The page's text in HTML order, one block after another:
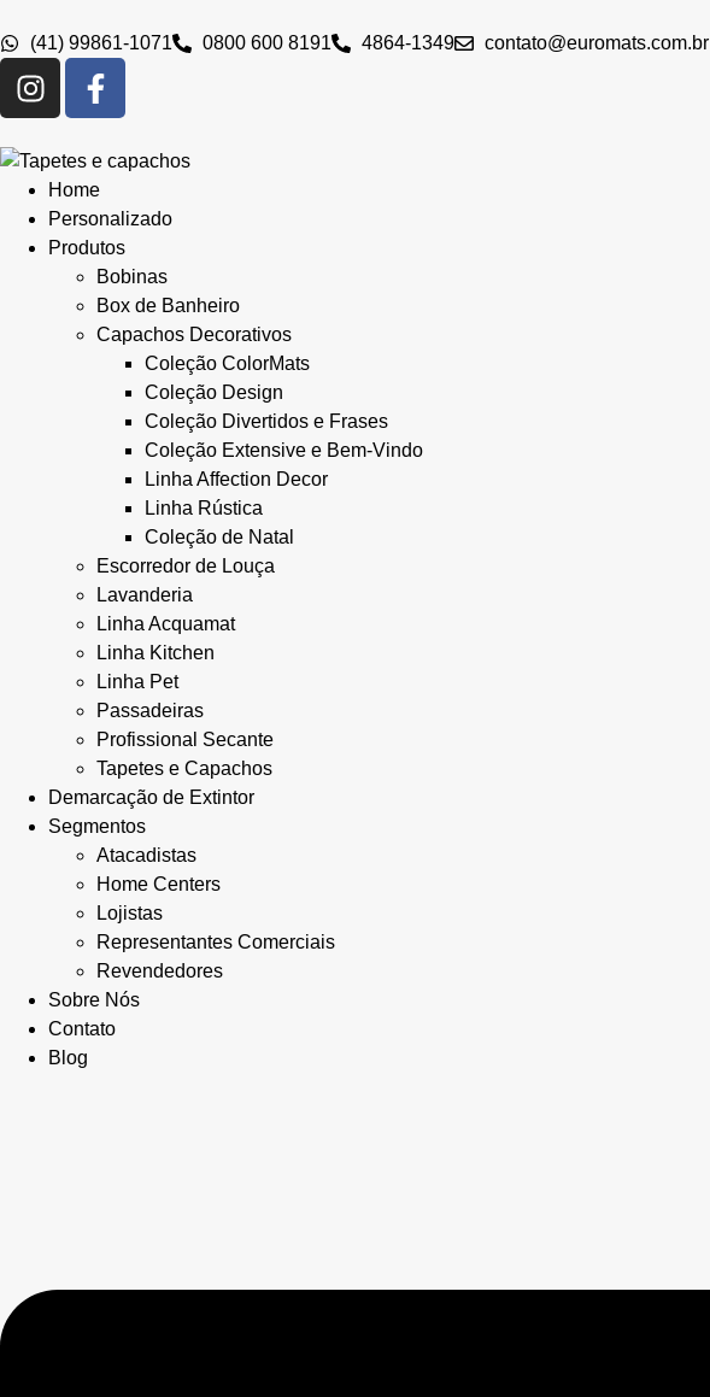
(41) 99861-1071 0800 600 8191 4864-1349 contato@euromats.com.br
Home
Personalizado
Produtos
Bobinas
Box de Banheiro
Capachos Decorativos
Coleção ColorMats
Coleção Design
Coleção Divertidos e Frases
Coleção Extensive e Bem-Vindo
Linha Affection Decor
Linha Rústica
Coleção de Natal
Escorredor de Louça
Lavanderia
Linha Acquamat
Linha Kitchen
Linha Pet
Passadeiras
Profissional Secante
Tapetes e Capachos
Demarcação de Extintor
Segmentos
Atacadistas
Home Centers
Lojistas
Representantes Comerciais
Revendedores
Sobre Nós
Contato
Blog